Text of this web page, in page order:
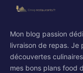
Mon blog passion
livraison de repas. Je
découvertes
mes bons plans food